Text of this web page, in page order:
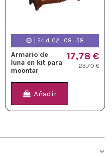
24 d. 02 : 08 :37
Armario de
luna en kit para
moontar
17,78 €
23,70 €
Añadir